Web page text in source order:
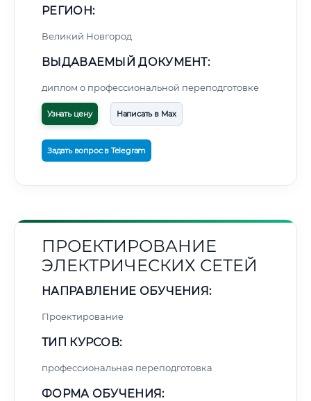
РЕГИОН:
Великий Новгород
ВЫДАВАЕМЫЙ ДОКУМЕНТ:
диплом о профессиональной переподготовке
Узнать цену Написать в Max
Задать вопрос в Telegram
ПРОЕКТИРОВАНИЕ
ЭЛЕКТРИЧЕСКИХ СЕТЕЙ
НАПРАВЛЕНИЕ ОБУЧЕНИЯ:
Проектирование
ТИП КУРСОВ:
профессиональная переподготовка
ФОРМА ОБУЧЕНИЯ: